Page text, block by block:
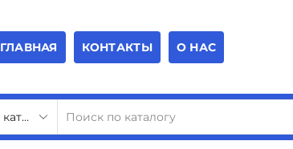
ГЛАВНАЯ КОНТАКТЫ О НАС